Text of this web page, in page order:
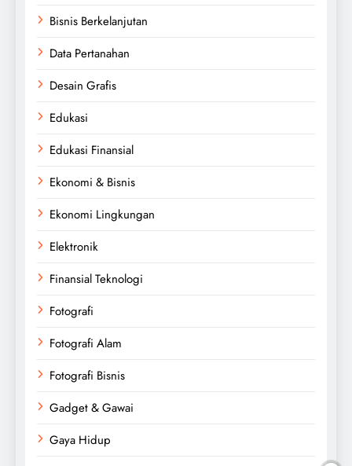
Bisnis Berkelanjutan
Data Pertanahan
Desain Grafis
Edukasi
Edukasi Finansial
Ekonomi & Bisnis
Ekonomi Lingkungan
Elektronik
Finansial Teknologi
Fotografi
Fotografi Alam
Fotografi Bisnis
Gadget & Gawai
Gaya Hidup